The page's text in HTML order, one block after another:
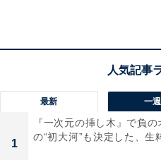
に何か言葉を掛けようとし
いものかわからず、悩んで
一方、翔の手によって清楚
な人と順調に距離を縮めま
級生の香梨奈（並木彩華）
最新 一
1
『一次元の挿し木』で負
の“初大河”も決定した、生